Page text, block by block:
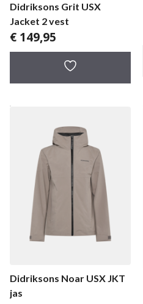
Didriksons Grit USX
Jacket 2 vest
€ 149,95
Didriksons Noar USX JKT
jas